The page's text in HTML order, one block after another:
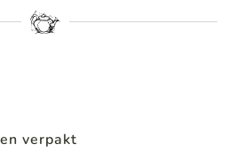
verpakt